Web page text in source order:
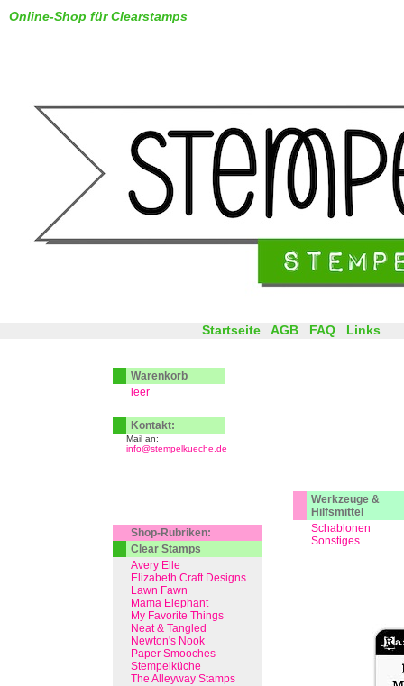
Online-Shop für Clearstamps
Werkzeuge &
Hilfsmittel
Schablonen
Sonstiges
Startseite AGB FAQ Links
Warenkorb
leer
Kontakt:
Mail an:
info@stempelkueche.de
Shop-Rubriken:
Clear Stamps
Avery Elle
Elizabeth Craft Designs
Lawn Fawn
Mama Elephant
My Favorite Things
Neat & Tangled
Newton's Nook
Paper Smooches
Stempelküche
The Alleyway Stamps